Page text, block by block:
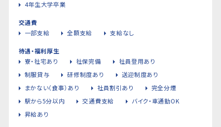
4年生大学卒業
交通費
一部支給
全額支給 支給なし
待遇・福利厚生
寮・社宅あり
社保完備
社員登用あり
制服貸与
研修制度あり
送迎制度あり
まかない（食事）あり
社員割引あり
完全分煙
駅から5分以内
交通費支給
バイク・車通勤OK
昇給あり